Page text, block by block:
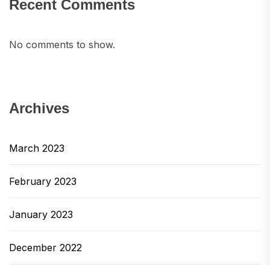
Recent Comments
No comments to show.
Archives
March 2023
February 2023
January 2023
December 2022